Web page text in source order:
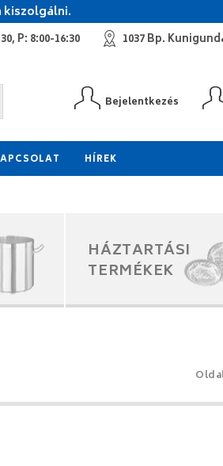
kiszolgálni.
P: 8:00-16:30 1037 Bp.
Bejelentkezés
HÍREK
HÁZTARTÁSI
TERMÉKEK